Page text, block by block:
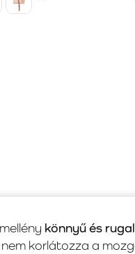
könnyű és
korlátozza a